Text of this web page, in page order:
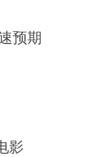
预期
影